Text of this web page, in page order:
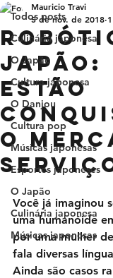
Todos posts
Culinária japonesa
O Japão
Cultura japonesa
O Danjou
Cultura pop
Músicas japonesas
Esportes japoneses
O Japão
Culinária japonesa
Músicas japonesas
Japão:
estão
o
Mauricio Travi
5 de nov. de 2018
Você já imaginou
uma humanóide
por uma mulher
fala diversas
Ainda são casos